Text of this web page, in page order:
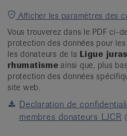
Afficher les paramètres des
Vous trouverez dans le PDF ci-
protection des données pour
les donateurs de la Ligue
rhumatisme ainsi que, plus
protection des données
site web.
Declaration de
membres donateurs LJCR